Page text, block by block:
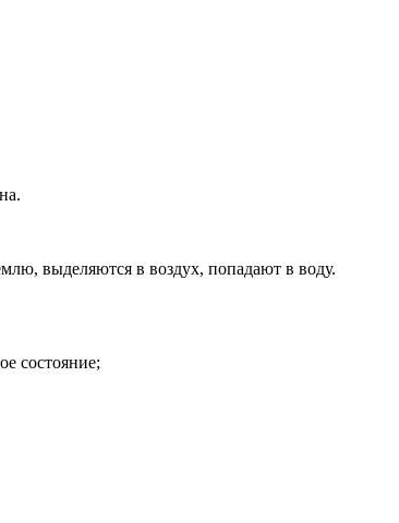
выделяются в воздух, попадают в воду.
состояние;